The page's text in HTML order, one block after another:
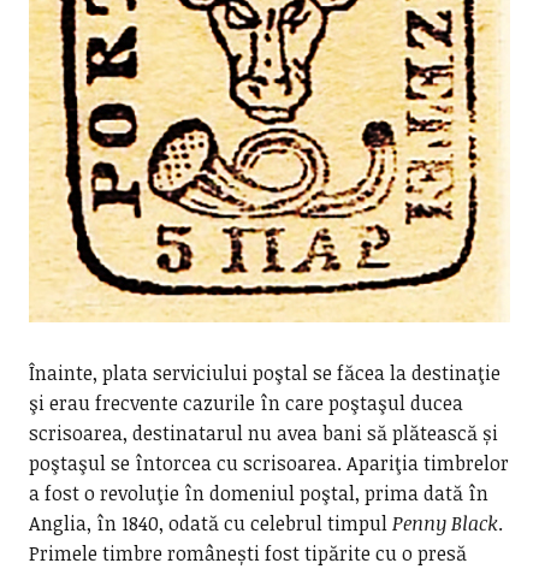
Înainte, plata serviciului poştal se făcea la destinaţie
şi erau frecvente cazurile în care poştaşul ducea
scrisoarea, destinatarul nu avea bani să plătească și
poştaşul se întorcea cu scrisoarea. Apariţia timbrelor
a fost o revoluţie în domeniul poştal, prima dată în
Anglia, în 1840, odată cu celebrul timpulPenny Black.
Primele timbre românești fost tipărite cu o presă